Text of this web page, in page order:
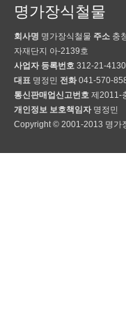
명가장식철물
회사명 명가장식철물 주소 충
자재단지 아-2139호
사업자 등록번호 312-21-
대표 명정민 전화 041-570-
통신판매업신고번호 제2011-
개인정보 보호책임자 명정민
Copyright © 2001-2013 명가